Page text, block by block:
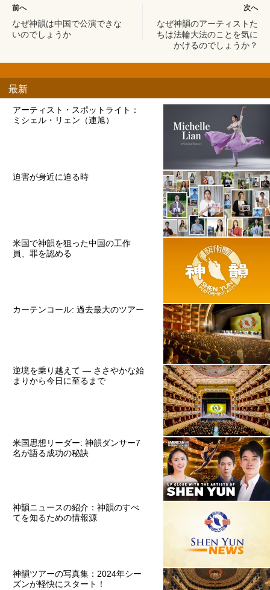
前へ
なぜ神韻は中国で公演できな
いのでしょうか
次へ
なぜ神韻のアーティストた
ちは法輪大法のことを気に
かけるのでしょうか？
最新
アーティスト・スポットライト：
ミシェル・リェン（連旭）
迫害が身近に迫る時
米国で神韻を狙った中国の工作
員、罪を認める
カーテンコール: 過去最大のツアー
逆境を乗り越えて ― ささやかな始
まりから今日に至るまで
米国思想リーダー: 神韻ダンサー7
名が語る成功の秘訣
神韻ニュースの紹介：神韻のすべ
てを知るための情報源
神韻ツアーの写真集：2024年シー
ズンが軽快にスタート！